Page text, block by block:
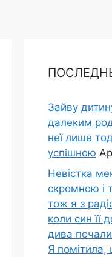
Зайву
далеким
неї лише
успішною
Невістка
скромною і
тож я з
коли син її
дива
Я помітила,